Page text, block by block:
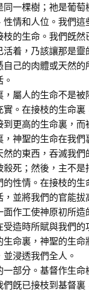
同一棵樹；祂是葡
性情和人位。我們
的生命。我們旣然
活着，乃該讓那是靈
己的肉體或天然的
屬人的生命不是被
實。在接枝的生命裏
到更高的生命裏，而
，神聖的生命在我
然的東西，吞滅我們
死；然後，主不是
的性情。在接枝的
，並將我們的官能
作工使神原初所造
受造時所賦與我們的
命裏，神聖的生命
浸透我們全人。
部分。基督作生命
們旣已接枝到基督